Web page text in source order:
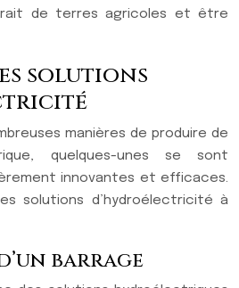
de terres agricoles et être
solutions
manières de produire de
quelques-unes se sont
innovantes et efficaces.
solutions d’hydroélectricité à
barrage